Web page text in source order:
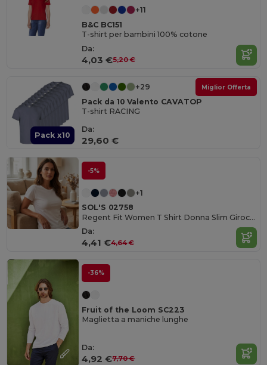
+11
B&C BC151
T-shirt per bambini 100% cotone
Da:
4,03 €5,20 €
Pack x10
Miglior Offerta
+29
Pack da 10 Valento CAVATOP
T-shirt RACING
Da:
29,60 €
-5%
+1
SOL'S 02758
Regent Fit Women T Shirt Donna Slim Girocollo Manica Corta
Da:
4,41 €4,64 €
-36%
Fruit of the Loom SC223
Maglietta a maniche lunghe
Da:
4,92 €7,70 €